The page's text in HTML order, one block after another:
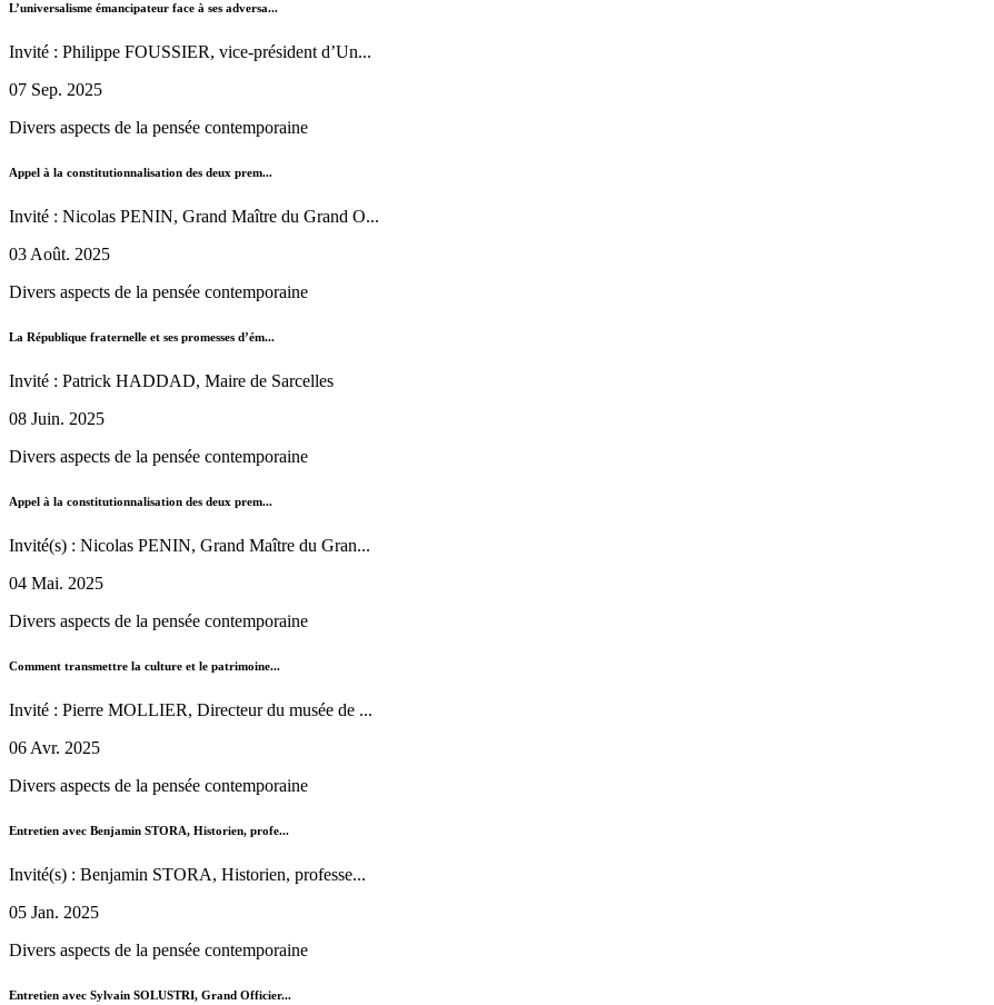
L’universalisme émancipateur face à ses adversa...
Invité : Philippe FOUSSIER, vice-président d’Un...
07 Sep. 2025
Divers aspects de la pensée contemporaine
Appel à la constitutionnalisation des deux prem...
Invité : Nicolas PENIN, Grand Maître du Grand O...
03 Août. 2025
Divers aspects de la pensée contemporaine
La République fraternelle et ses promesses d’ém...
Invité : Patrick HADDAD, Maire de Sarcelles
08 Juin. 2025
Divers aspects de la pensée contemporaine
Appel à la constitutionnalisation des deux prem...
Invité(s) : Nicolas PENIN, Grand Maître du Gran...
04 Mai. 2025
Divers aspects de la pensée contemporaine
Comment transmettre la culture et le patrimoine...
Invité : Pierre MOLLIER, Directeur du musée de ...
06 Avr. 2025
Divers aspects de la pensée contemporaine
Entretien avec Benjamin STORA, Historien, profe...
Invité(s) : Benjamin STORA, Historien, professe...
05 Jan. 2025
Divers aspects de la pensée contemporaine
Entretien avec Sylvain SOLUSTRI, Grand Officier...